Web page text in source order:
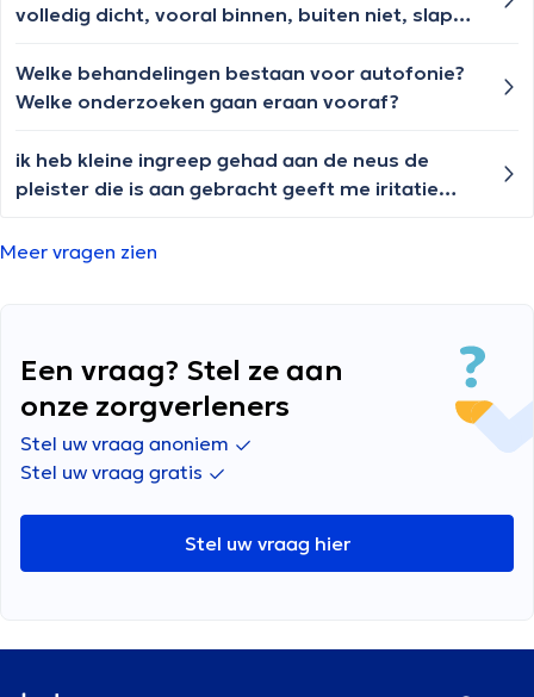
volledig dicht, vooral binnen, buiten niet, slapen
Welke behandelingen bestaan voor autofonie?
Welke onderzoeken gaan eraan vooraf?
ik heb kleine ingreep gehad aan de neus de
pleister die is aan gebracht geeft me iritatie
met uriage zalf?
Meer vragen zien
Een vraag? Stel ze aan
onze zorgverleners
Stel uw vraag anoniem
Stel uw vraag gratis
Stel uw vraag hier